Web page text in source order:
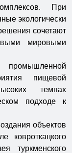
При
экологически
сочетают
мировыми
пищевой
темпах
подходе к
объектов
ковроткацкого
туркменского